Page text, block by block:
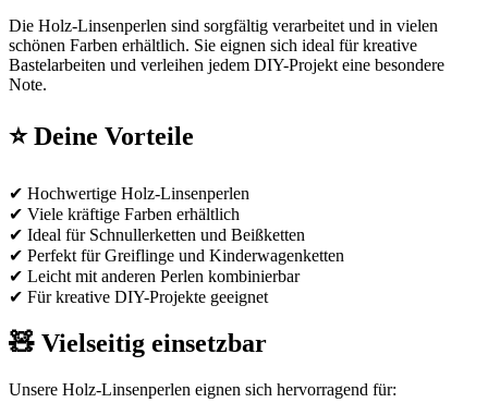
Die Holz-Linsenperlen sind sorgfältig verarbeitet und in vielen
schönen Farben erhältlich. Sie eignen sich ideal für kreative
Bastelarbeiten und verleihen jedem DIY-Projekt eine besondere
Note.
⭐ Deine Vorteile
✔ Hochwertige Holz-Linsenperlen
✔ Viele kräftige Farben erhältlich
✔ Ideal für Schnullerketten und Beißketten
✔ Perfekt für Greiflinge und Kinderwagenketten
✔ Leicht mit anderen Perlen kombinierbar
✔ Für kreative DIY-Projekte geeignet
🧸 Vielseitig einsetzbar
Unsere Holz-Linsenperlen eignen sich hervorragend für: